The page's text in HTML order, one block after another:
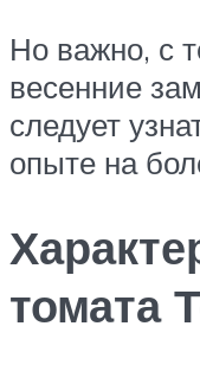
Но важно, с
весенние
следует
опыте на
томата